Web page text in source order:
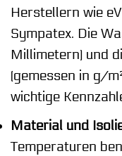
Herstellern wie
Sympatex. Die
Millimetern) und
(gemessen in g/
wichtige
Material und
Temperaturen